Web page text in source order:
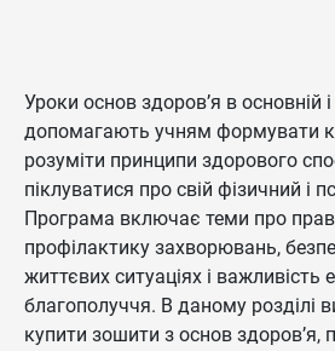
Уроки основ здоров’я в основній
допомагають учням формувати
розуміти принципи здорового
піклуватися про свій фізичний і
Програма включає теми про
профілактику захворювань,
життєвих ситуаціях і важливість
благополуччя. В даному розділі
купити зошити з основ здоров’я,